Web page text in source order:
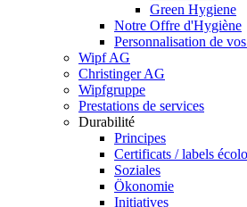
Green Hygiene
Notre Offre d'Hygiène
Personnalisation de
Wipf AG
Christinger AG
Wipfgruppe
Prestations de services
Durabilité
Principes
Certificats / labels
Soziales
Ökonomie
Initiatives